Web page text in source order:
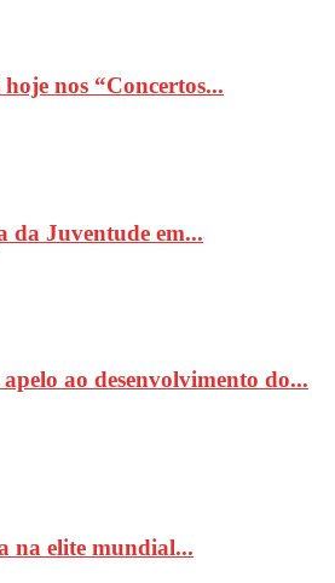
nos “Concertos...
da Juventude em...
ao desenvolvimento do...
na elite mundial...